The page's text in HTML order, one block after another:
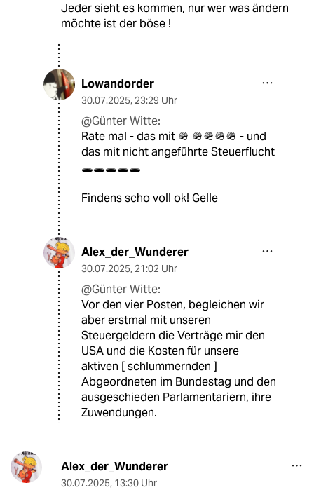
Jeder sieht es kommen, nur wer was ändern
möchte ist der böse !
Lowandorder
30.07.2025, 23:29 Uhr
@Günter Witte:
Rate mal - das mit 🪖 🪖🪖🪖🪖 - und
das mit nicht angeführte Steuerflucht
🕳️🕳️🕳️🕳️🕳️
Findens scho voll ok! Gelle
Alex_der_Wunderer
30.07.2025, 21:02 Uhr
@Günter Witte:
Vor den vier Posten, begleichen wir
aber erstmal mit unseren
Steuergeldern die Verträge mir den
USA und die Kosten für unsere
aktiven [ schlummernden ]
Abgeordneten im Bundestag und den
ausgeschieden Parlamentariern, ihre
Zuwendungen.
Alex_der_Wunderer
30.07.2025, 13:30 Uhr